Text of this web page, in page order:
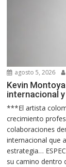
agosto 5, 2026
Kevin
internacional
***El artista
crecimiento
colaboraciones
internacional que
estrategia…
su camino dentro